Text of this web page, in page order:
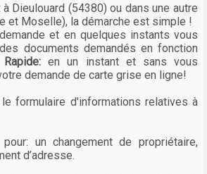
Dieulouard (54380) ou dans une autre
et Moselle), la démarche est simple !
et en quelques instants vous
documents demandés en fonction
Rapide: en un instant et sans vous
demande de carte grise en ligne!
formulaire d'informations relatives à
un changement de propriétaire,
d’adresse.